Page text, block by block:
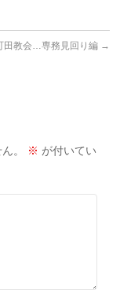
田教会…専務見回り編 →
。 ※ が付いてい